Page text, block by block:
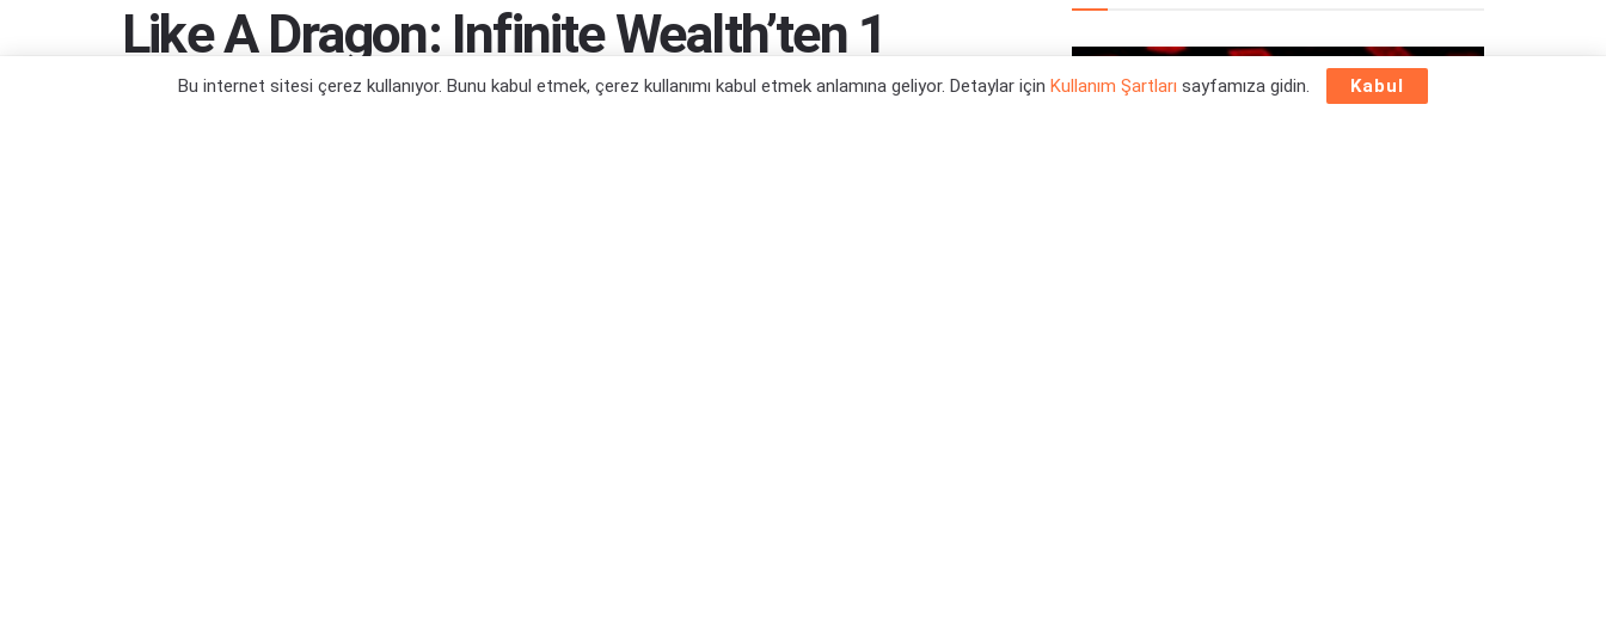
Like A Dragon: Infinite Wealth’ten 1
Saatlik Video
Bu internet sitesi çerez kullanıyor. Bunu kabul etmek, çerez kullanımı kabul etmek anlamına geliyor. Detaylar için Kullanım Şartları sayfamıza gidin. Kabul